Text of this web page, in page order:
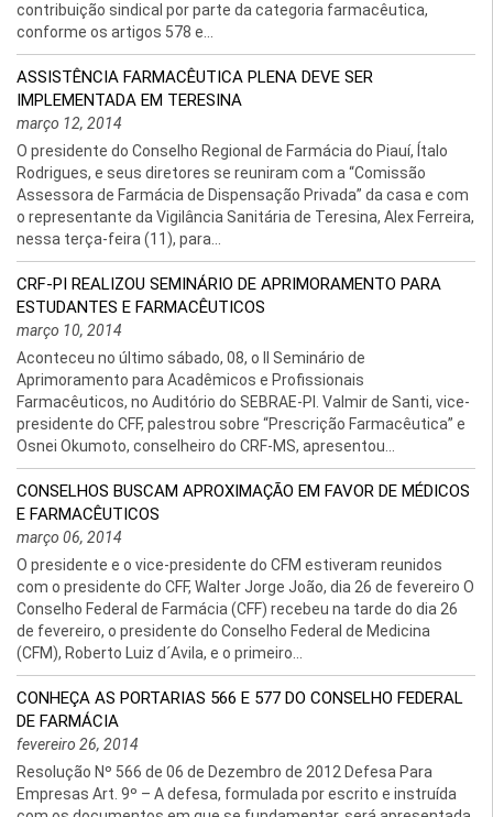
contribuição sindical por parte da categoria farmacêutica,
conforme os artigos 578 e...
ASSISTÊNCIA FARMACÊUTICA PLENA DEVE SER
IMPLEMENTADA EM TERESINA
março 12, 2014
O presidente do Conselho Regional de Farmácia do Piauí, Ítalo
Rodrigues, e seus diretores se reuniram com a “Comissão
Assessora de Farmácia de Dispensação Privada” da casa e com
o representante da Vigilância Sanitária de Teresina, Alex Ferreira,
nessa terça-feira (11), para...
CRF-PI REALIZOU SEMINÁRIO DE APRIMORAMENTO PARA
ESTUDANTES E FARMACÊUTICOS
março 10, 2014
Aconteceu no último sábado, 08, o II Seminário de
Aprimoramento para Acadêmicos e Profissionais
Farmacêuticos, no Auditório do SEBRAE-PI. Valmir de Santi, vice-
presidente do CFF, palestrou sobre “Prescrição Farmacêutica” e
Osnei Okumoto, conselheiro do CRF-MS, apresentou...
CONSELHOS BUSCAM APROXIMAÇÃO EM FAVOR DE MÉDICOS
E FARMACÊUTICOS
março 06, 2014
O presidente e o vice-presidente do CFM estiveram reunidos
com o presidente do CFF, Walter Jorge João, dia 26 de fevereiro O
Conselho Federal de Farmácia (CFF) recebeu na tarde do dia 26
de fevereiro, o presidente do Conselho Federal de Medicina
(CFM), Roberto Luiz d´Avila, e o primeiro...
CONHEÇA AS PORTARIAS 566 E 577 DO CONSELHO FEDERAL
DE FARMÁCIA
fevereiro 26, 2014
Resolução Nº 566 de 06 de Dezembro de 2012 Defesa Para
Empresas Art. 9º – A defesa, formulada por escrito e instruída